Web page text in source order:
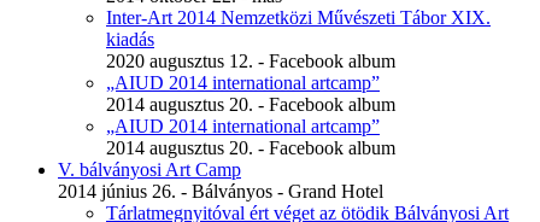
Inter-Art 2014 Nemzetközi Művészeti Tábor XIX.
kiadás
2020 augusztus 12. - Facebook album
„AIUD 2014 international artcamp”
2014 augusztus 20. - Facebook album
„AIUD 2014 international artcamp”
2014 augusztus 20. - Facebook album
V. bálványosi Art Camp
2014 június 26. - Bálványos - Grand Hotel
Tárlatmegnyitóval ért véget az ötödik Bálványosi Art